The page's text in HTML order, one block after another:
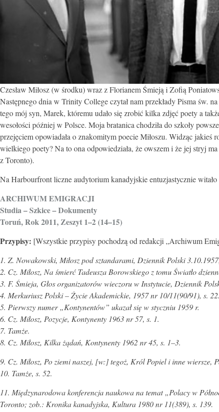
Czesław Miłosz (w środku) wraz z Florianem Śmieją i Zofią
Następnego dnia w Trinity College czytał nam przekłady Pisma św.
tego mój syn, Marek, któremu udało się zrobić kilka zdjęć poety a
wesołości później w Polsce. Moja bratanica chodziła do szkoły
przejęciem opowiadała o znakomitym poecie Miłoszu. Widząc jakieś
wielkiego poety? Na to ona odpowiedziała, że owszem i że jej stryj
z Toronto).
Na Harbourfront liczne audytorium kanadyjskie entuzjastycznie
ARCHIWUM EMIGRACJI
Studia – Szkice – Dokumenty
Toruń, Rok 2011, Zeszyt 1–2 (14–15)
Przypisy: [Wszystkie przypisy pochodzą od redakcji „Archiwum
1. Z. Nowakowski, Miłosz pod sztandarami, Dziennik Polski
2. Cz. Miłosz, Na śmierć Tadeusza Borowskiego z tomu Światło
3. F. Śmieja, Głos organizatorów wieczoru w Instytucie, Dziennik
4. Merkuriusz Polski – Życie Akademickie, 1957 nr 10/11(90/91), s.
5. Pierwszy numer „Kontynentów” ukazał się w styczniu 1959 r.
6. Cz. Miłosz, Pozycje, Kontynenty 1963 nr 57, s. 1.
7. Tamże.
8. Cz. Miłosz, Kilka żądań, Kontynenty 1962 nr 45, s. 1–3.
9. Cz. Miłosz, Po ziemi naszej, [w:] tegoż, Król Popiel i inne wiersze,
10. Tamże, s. 52.
11. Międzynarodowa konferencja naukowa na temat „Polacy w
Toronto; zob.: Kronika kanadyjska, Kultura 1980 nr 11(389), s. 139.